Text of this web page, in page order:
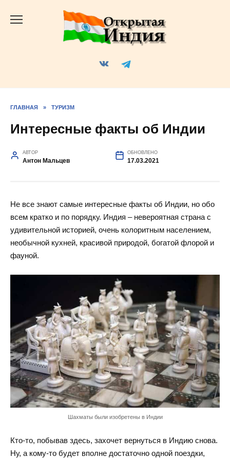
ГЛАВНАЯ » ТУРИЗМ
Интересные факты об Индии
АВТОР
Антон Мальцев
ОБНОВЛЕНО
17.03.2021
Не все знают самые интересные факты об Индии, но обо
всем кратко и по порядку. Индия – невероятная страна с
удивительной историей, очень колоритным населением,
необычной кухней, красивой природой, богатой флорой и
фауной.
Шахматы были изобретены в Индии
Кто-то, побывав здесь, захочет вернуться в Индию снова.
Ну, а кому-то будет вполне достаточно одной поездки,